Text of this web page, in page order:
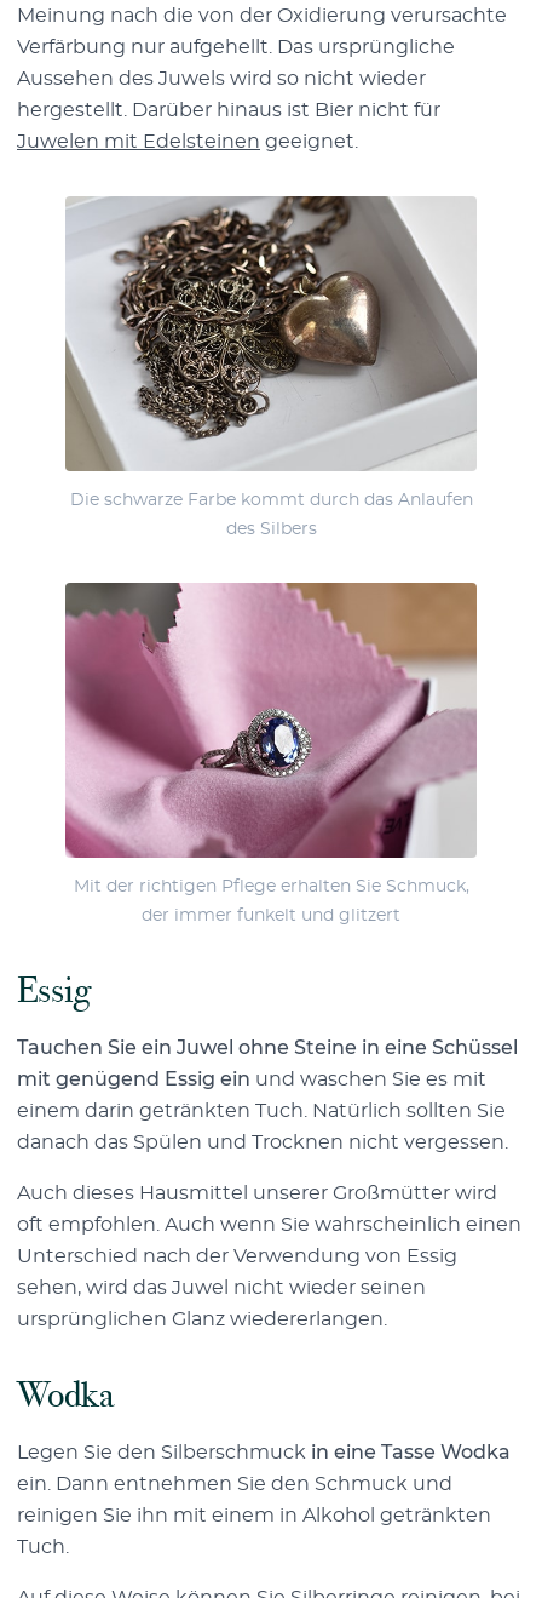
Meinung nach die von der Oxidierung verursachte
Verfärbung nur aufgehellt. Das ursprüngliche
Aussehen des Juwels wird so nicht wieder
hergestellt. Darüber hinaus ist Bier nicht für
Juwelen mit Edelsteinen geeignet.
Die schwarze Farbe kommt durch das Anlaufen
des Silbers
Mit der richtigen Pflege erhalten Sie Schmuck,
der immer funkelt und glitzert
Essig
Tauchen Sie ein Juwel ohne Steine in eine Schüssel
mit genügend Essig ein und waschen Sie es mit
einem darin getränkten Tuch. Natürlich sollten Sie
danach das Spülen und Trocknen nicht vergessen.
Auch dieses Hausmittel unserer Großmütter wird
oft empfohlen. Auch wenn Sie wahrscheinlich einen
Unterschied nach der Verwendung von Essig
sehen, wird das Juwel nicht wieder seinen
ursprünglichen Glanz wiedererlangen.
Wodka
Legen Sie den Silberschmuck in eine Tasse Wodka
ein. Dann entnehmen Sie den Schmuck und
reinigen Sie ihn mit einem in Alkohol getränkten
Tuch.